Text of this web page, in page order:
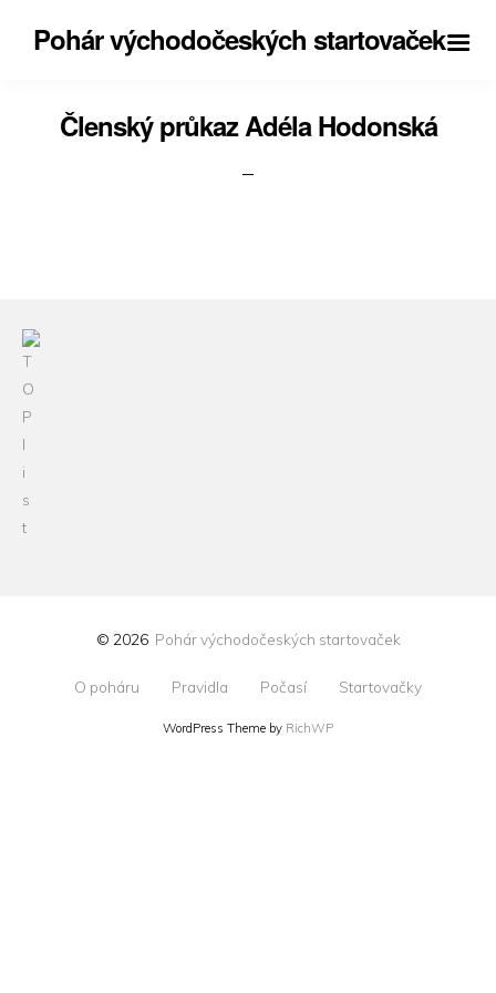
Pohár východočeských startovaček
Členský průkaz Adéla Hodonská
© 2026 Pohár východočeských startovaček
O poháru Pravidla Počasí Startovačky
WordPress Theme by RichWP